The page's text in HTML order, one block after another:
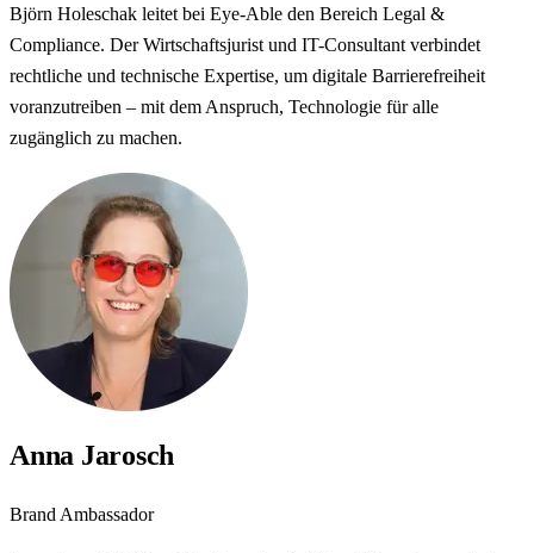
Björn Holeschak leitet bei Eye-Able den Bereich Legal &
Compliance. Der Wirtschaftsjurist und IT-Consultant verbindet
rechtliche und technische Expertise, um digitale Barrierefreiheit
voranzutreiben – mit dem Anspruch, Technologie für alle
zugänglich zu machen.
Anna Jarosch
Brand Ambassador